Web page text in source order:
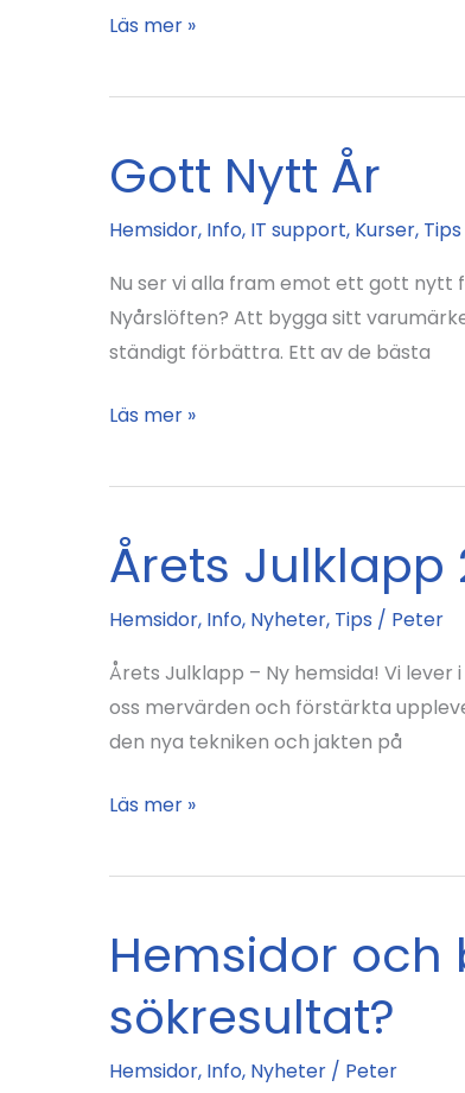
Hur
du
din
hemsida
säkrare?
Läs mer »
Gott Nytt År
Hemsidor, Info, IT support, Kurser, Tips
Nu ser vi alla fram emot ett gott nytt
Nyårslöften? Att bygga sitt
ständigt förbättra. Ett av de bästa
Gott
År
Läs mer »
Årets Julklapp
Hemsidor, Info, Nyheter, Tips / Peter
Årets Julklapp – Ny hemsida! Vi
oss mervärden och förstärkta
den nya tekniken och jakten på
Årets
2016
Läs mer »
Hemsidor
sökresultat?
Hemsidor, Info, Nyheter / Peter